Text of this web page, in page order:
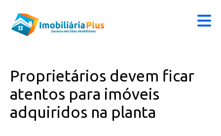
Proprietários devem ficar
atentos para imóveis
adquiridos na planta